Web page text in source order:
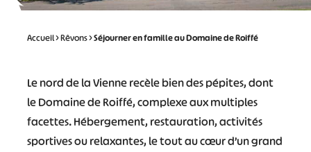
Accueil>Rêvons>Séjourner en famille au Domaine de Roiffé
Le nord de la Vienne recèle bien des pépites, dont
le Domaine de Roiffé, complexe aux multiples
facettes. Hébergement, restauration, activités
sportives ou relaxantes, le tout au cœur d’un grand